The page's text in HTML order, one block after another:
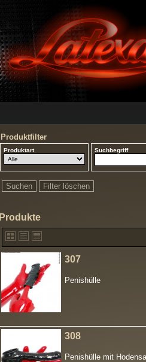
Produktfilter
Produktart Suchbegriff
Produkte
307
Penishülle
308
Penishülle mit